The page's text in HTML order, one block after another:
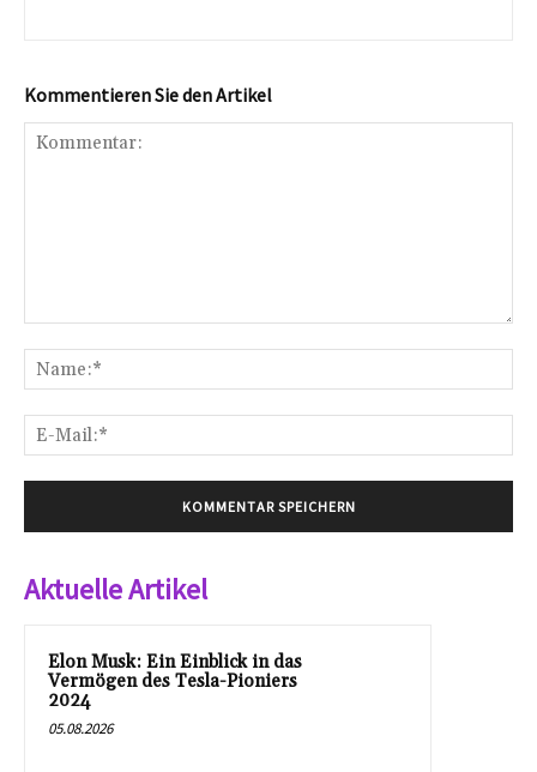
Kommentieren Sie den Artikel
Aktuelle Artikel
Elon Musk: Ein Einblick in das
Vermögen des Tesla-Pioniers
2024
05.08.2026